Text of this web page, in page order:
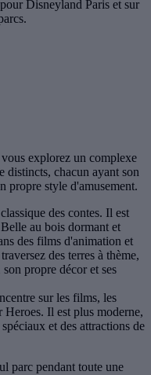
Disneyland Paris et sur
explorez un complexe
distincts, chacun ayant son
propre style d'amusement.
des contes. Il est
au bois dormant et
des films d'animation et
des terres à thème,
propre décor et ses
sur les films, les
Il est plus moderne,
et des attractions de
parc pendant toute une